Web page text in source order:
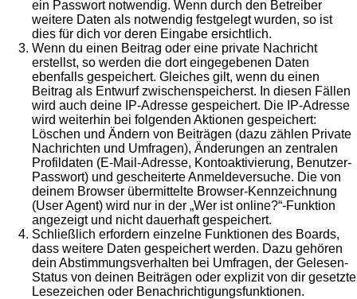
ein Passwort notwendig. Wenn durch den Betreiber
weitere Daten als notwendig festgelegt wurden, so ist
dies für dich vor deren Eingabe ersichtlich.
Wenn du einen Beitrag oder eine private Nachricht
erstellst, so werden die dort eingegebenen Daten
ebenfalls gespeichert. Gleiches gilt, wenn du einen
Beitrag als Entwurf zwischenspeicherst. In diesen Fällen
wird auch deine IP-Adresse gespeichert. Die IP-Adresse
wird weiterhin bei folgenden Aktionen gespeichert:
Löschen und Ändern von Beiträgen (dazu zählen Private
Nachrichten und Umfragen), Änderungen an zentralen
Profildaten (E-Mail-Adresse, Kontoaktivierung, Benutzer-
Passwort) und gescheiterte Anmeldeversuche. Die von
deinem Browser übermittelte Browser-Kennzeichnung
(User Agent) wird nur in der „Wer ist online?“-Funktion
angezeigt und nicht dauerhaft gespeichert.
Schließlich erfordern einzelne Funktionen des Boards,
dass weitere Daten gespeichert werden. Dazu gehören
dein Abstimmungsverhalten bei Umfragen, der Gelesen-
Status von deinen Beiträgen oder explizit von dir gesetzte
Lesezeichen oder Benachrichtigungsfunktionen.